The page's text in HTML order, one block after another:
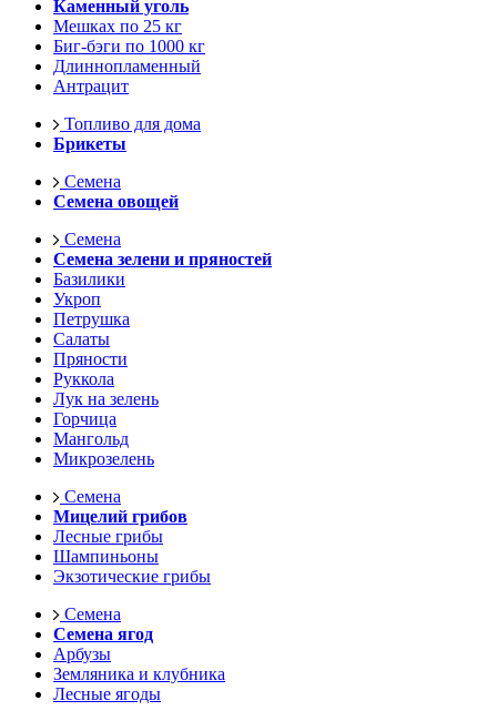
Каменный уголь
Мешках по 25 кг
Биг-бэги по 1000 кг
Длиннопламенный
Антрацит
Топливо для дома
Брикеты
Семена
Семена овощей
Семена
Семена зелени и пряностей
Базилики
Укроп
Петрушка
Салаты
Пряности
Руккола
Лук на зелень
Горчица
Мангольд
Микрозелень
Семена
Мицелий грибов
Лесные грибы
Шампиньоны
Экзотические грибы
Семена
Семена ягод
Арбузы
Земляника и клубника
Лесные ягоды